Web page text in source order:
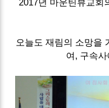
오늘도 재림의 소망을
여, 구속